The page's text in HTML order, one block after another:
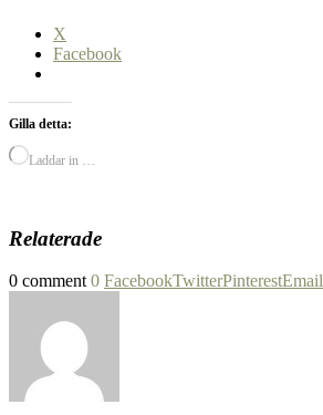
X
Facebook
Gilla detta:
Laddar in …
Relaterade
0 comment 0 FacebookTwitterPinterestEmail